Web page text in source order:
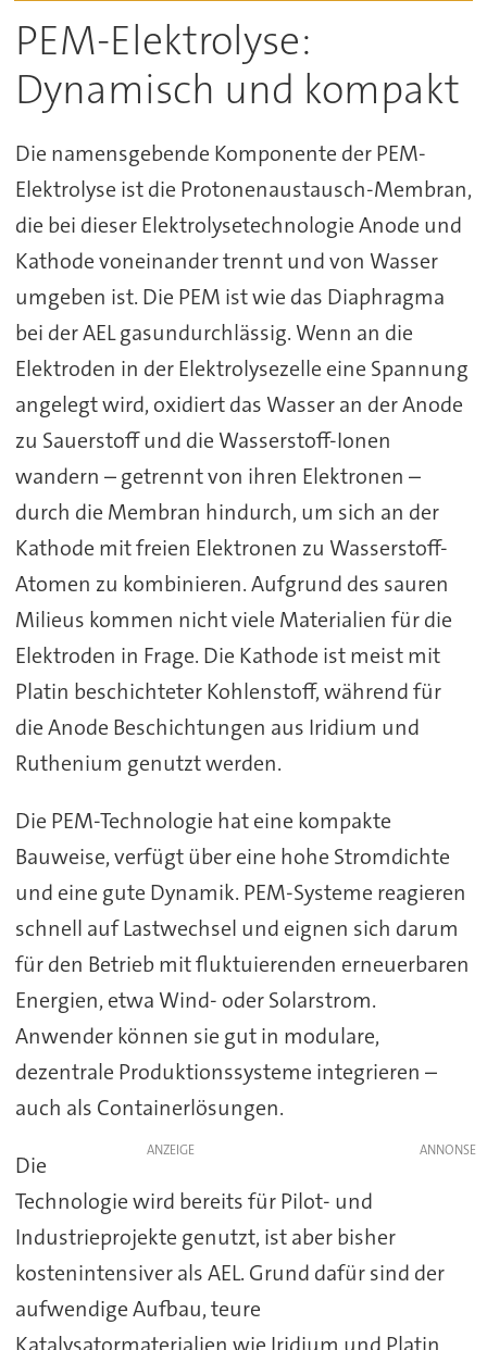
PEM-Elektrolyse:
Dynamisch und kompakt
Die namensgebende Komponente der PEM-
Elektrolyse ist die Protonenaustausch-Membran,
die bei dieser Elektrolysetechnologie Anode und
Kathode voneinander trennt und von Wasser
umgeben ist. Die PEM ist wie das Diaphragma
bei der AEL gasundurchlässig. Wenn an die
Elektroden in der Elektrolysezelle eine Spannung
angelegt wird, oxidiert das Wasser an der Anode
zu Sauerstoff und die Wasserstoff-Ionen
wandern – getrennt von ihren Elektronen –
durch die Membran hindurch, um sich an der
Kathode mit freien Elektronen zu Wasserstoff-
Atomen zu kombinieren. Aufgrund des sauren
Milieus kommen nicht viele Materialien für die
Elektroden in Frage. Die Kathode ist meist mit
Platin beschichteter Kohlenstoff, während für
die Anode Beschichtungen aus Iridium und
Ruthenium genutzt werden.
Die PEM-Technologie hat eine kompakte
Bauweise, verfügt über eine hohe Stromdichte
und eine gute Dynamik. PEM-Systeme reagieren
schnell auf Lastwechsel und eignen sich darum
für den Betrieb mit fluktuierenden erneuerbaren
Energien, etwa Wind- oder Solarstrom.
Anwender können sie gut in modulare,
dezentrale Produktionssysteme integrieren –
auch als Containerlösungen.
ANZEIGE
Die
Technologie wird bereits für Pilot- und
Industrieprojekte genutzt, ist aber bisher
kostenintensiver als AEL. Grund dafür sind der
aufwendige Aufbau, teure